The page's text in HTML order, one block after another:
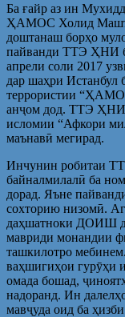
Ба ғайр аз ин
ҲАМОС Холид
доштанаш борҳо
пайванди ТТЭ ҲНИ
апрели соли 2017
дар шаҳри Истанбул
террористии
анҷом дод. ТТЭ ҲНИ
исломии “Афкори
маънавӣ мегирад.
Инчунин робитаи
байналмилалӣ ба
дорад. Яъне
сохторию низомӣ.
даҳшатноки ДОИШ
мавриди монандии
ташкилотро
ваҳшигиҳои гурӯҳи
омада бошад,
надоранд. Ин
мавҷуда оид ба